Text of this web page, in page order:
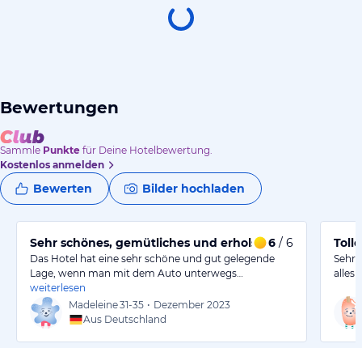
Bewertungen
Sammle Punkte für Deine Hotelbewertung.
Kostenlos anmelden
Bewerten Bilder hochladen
Sehr schönes, gemütliches und erholsames Hotel
6 / 6
Das Hotel hat eine sehr schöne und gut gelegende
Lage, wenn man mit dem Auto unterwegs…
weiterlesen
Madeleine31-35 • Dezember 2023
Aus Deutschland
Sehr
alles